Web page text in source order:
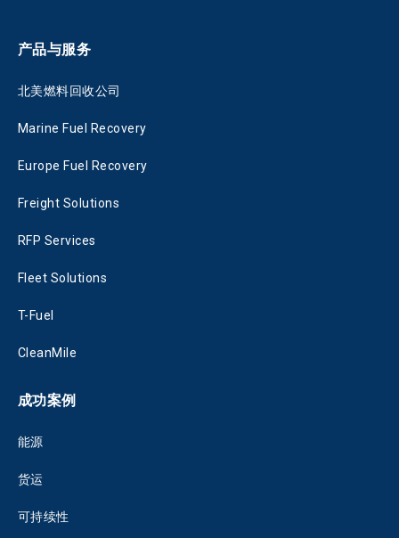
产品与服务
北美燃料回收公司
Marine Fuel Recovery
Europe Fuel Recovery
Freight Solutions
RFP Services
Fleet Solutions
T-Fuel
CleanMile
成功案例
能源
货运
可持续性